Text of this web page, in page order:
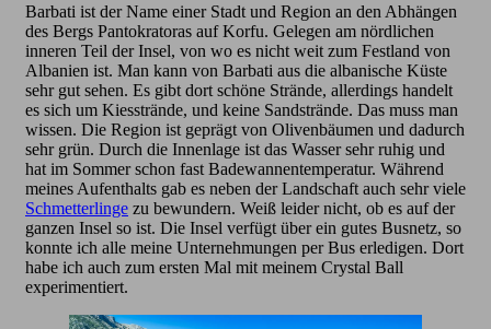
Barbati ist der Name einer Stadt und Region an den Abhängen
des Bergs Pantokratoras auf Korfu. Gelegen am nördlichen
inneren Teil der Insel, von wo es nicht weit zum Festland von
Albanien ist. Man kann von Barbati aus die albanische Küste
sehr gut sehen. Es gibt dort schöne Strände, allerdings handelt
es sich um Kiesstrände, und keine Sandstrände. Das muss man
wissen. Die Region ist geprägt von Olivenbäumen und dadurch
sehr grün. Durch die Innenlage ist das Wasser sehr ruhig und
hat im Sommer schon fast Badewannentemperatur. Während
meines Aufenthalts gab es neben der Landschaft auch sehr viele
Schmetterlinge zu bewundern. Weiß leider nicht, ob es auf der
ganzen Insel so ist. Die Insel verfügt über ein gutes Busnetz, so
konnte ich alle meine Unternehmungen per Bus erledigen. Dort
habe ich auch zum ersten Mal mit meinem Crystal Ball
experimentiert.